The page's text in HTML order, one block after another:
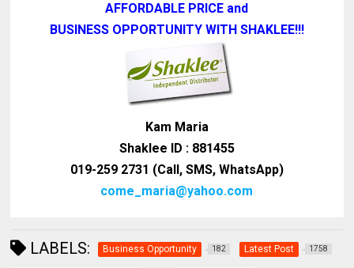
AFFORDABLE PRICE and
BUSINESS OPPORTUNITY WITH SHAKLEE!!!
Kam Maria
Shaklee ID : 881455
019-259 2731 (Call, SMS, WhatsApp)
come_maria@yahoo.com
LABELS: Business Opportunity 182 Latest Post 1758